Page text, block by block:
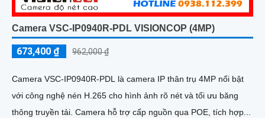
Camera VSC-IP0940R-PDL VISIONCOP (4MP)
673,400 ₫ 962,000 ₫
Camera VSC-IP0940R-PDL là camera IP thân trụ 4MP nổi bật
với công nghệ nén H.265 cho hình ảnh rõ nét và tối ưu băng
thông truyền tải. Camera hỗ trợ cấp nguồn qua POE, tích hợp...